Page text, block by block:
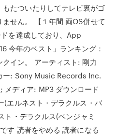
たついたりしてテレビ裏がゴ
せん。 【１年間 両OS併せて
を達成しており、App
今年のベスト」ランキング：
イン。 アーティスト: 剛力
ー: Sony Music Records Inc.
メディア: MP3 ダウンロード
(エルネスト・デラクルス・バ
ト・デラクルス(ベンジャミ
す 読者をやめる 読者になる